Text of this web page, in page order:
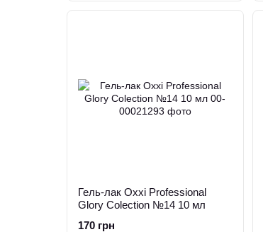
Гель-лак Oxxi Professional
Glory Colection №14 10 мл
170 грн